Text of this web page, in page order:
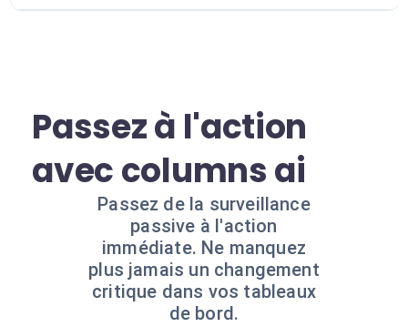
Passez à l'action
avec columns ai
Passez de la surveillance
passive à l'action
immédiate. Ne manquez
plus jamais un changement
critique dans vos tableaux
de bord.